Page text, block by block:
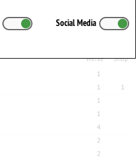
I J P
Q
Z
Werke Shop
1
1 1
1
1
4
2
2
Social Media